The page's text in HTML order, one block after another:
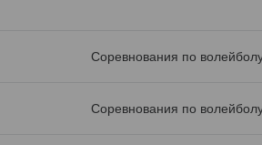
Соревнования по
Соревнования по